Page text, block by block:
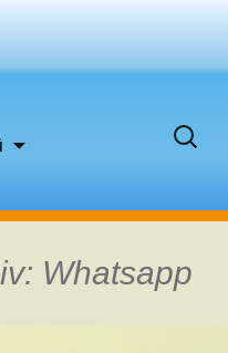
Suchen
Whatsapp